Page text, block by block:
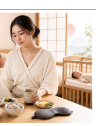
Viên nang uống cải thiện thị lực,
nhớ DHA + EPA + Flaxseed
30 viên/gói - Date 02/2027
|52.346
225.000 đ